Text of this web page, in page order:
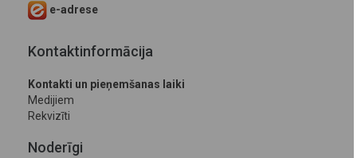
e-adrese
Kontaktinformācija
Kontakti un pieņemšanas laiki
Medijiem
Rekvizīti
Noderīgi